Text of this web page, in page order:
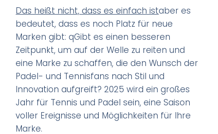
Das heißt nicht, dass es einfach istaber es
bedeutet, dass es noch Platz für neue
Marken gibt: qGibt es einen besseren
Zeitpunkt, um auf der Welle zu reiten und
eine Marke zu schaffen, die den Wunsch der
Padel- und Tennisfans nach Stil und
Innovation aufgreift? 2025 wird ein großes
Jahr für Tennis und Padel sein, eine Saison
voller Ereignisse und Möglichkeiten für Ihre
Marke.